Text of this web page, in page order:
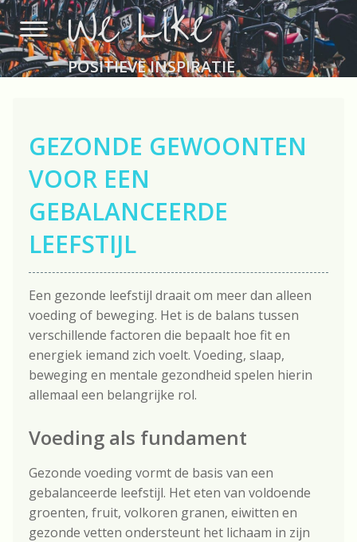
We Like
POSITIEVE INSPIRATIE
GEZONDE GEWOONTEN
VOOR EEN
GEBALANCEERDE
LEEFSTIJL
Een gezonde leefstijl draait om meer dan alleen
voeding of beweging. Het is de balans tussen
verschillende factoren die bepaalt hoe fit en
energiek iemand zich voelt. Voeding, slaap,
beweging en mentale gezondheid spelen hierin
allemaal een belangrijke rol.
Voeding als fundament
Gezonde voeding vormt de basis van een
gebalanceerde leefstijl. Het eten van voldoende
groenten, fruit, volkoren granen, eiwitten en
gezonde vetten ondersteunt het lichaam in zijn